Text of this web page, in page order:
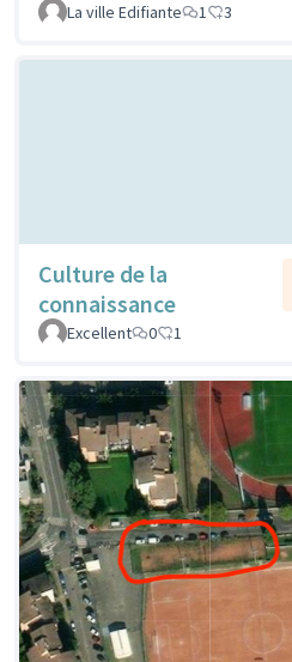
La ville Edifiante 1 3
Culture de la
connaissance
Excellent
0 1